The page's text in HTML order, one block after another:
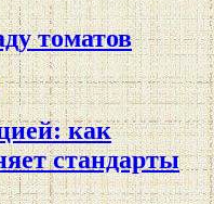
томатов
как
стандарты